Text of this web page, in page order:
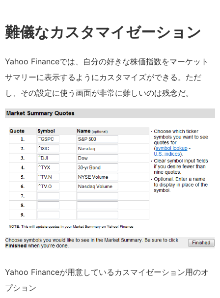
難儀なカスタマイゼーション
Yahoo Financeでは、自分の好きな株価指数をマーケット
サマリーに表示するようにカスタマイズができる。ただ
し、その設定に使う画面が非常に難しいのは残念だ。
Yahoo Financeが用意しているカスマイゼーション用のオ
プション